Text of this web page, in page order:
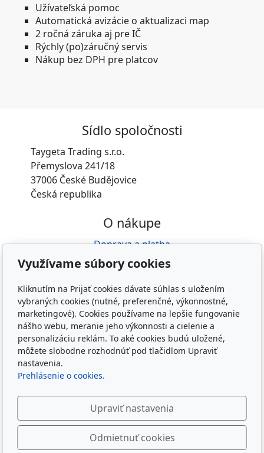
Užívateľská pomoc
Automatická avizácie o aktualizaci map
2 ročná záruka aj pre IČ
Rýchly (po)záručný servis
Nákup bez DPH pre platcov
Sídlo spoločnosti
Taygeta Trading s.r.o.
Přemyslova 241/18
37006 České Budějovice
Česká republika
O nákupe
Doprava a platba
Obchodné podmienky
GDPR
Reklamácia
O nás
Kdo jsme
Kontakty
Copyright © 2026 Taygeta Trading s.r.o.
materský e-shop
Využívame súbory cookies
Kliknutím na Prijať cookies dávate súhlas s uložením
vybraných cookies (nutné, preferenčné, výkonnostné,
marketingové). Cookies používame na lepšie fungovanie
nášho webu, meranie jeho výkonnosti a cielenie a
personalizáciu reklám. To aké cookies budú uložené,
môžete slobodne rozhodnúť pod tlačidlom Upraviť
nastavenia.
Prehlásenie o cookies.
Upraviť nastavenia
Odmietnuť cookies